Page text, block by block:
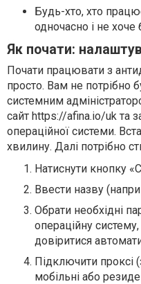
Будь-хто, хто
одночасно і не хоче
Як почати:
Почати працювати з
просто. Вам не потрібно
системним
сайт https://afina.io/uk та
операційної системи.
хвилину. Далі потрібно
Натиснути кнопку
Ввести назву
Обрати необхідні
операційну
довіритися
Підключити проксі
мобільні або